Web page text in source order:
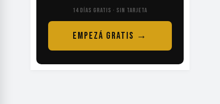
14 DÍAS GRATIS · SIN TARJETA
EMPEZÁ GRATIS →